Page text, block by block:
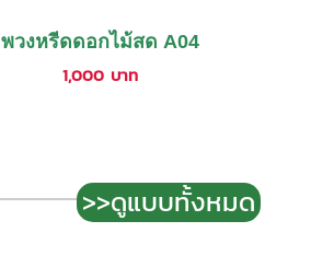
พวงหรีดดอกไม้สด A04
1,000 บาท
>>ดูแบบทั้งหมด